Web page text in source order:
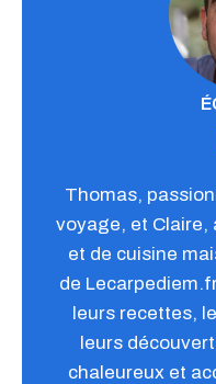
Thomas,
voyage, et Claire,
et de cuisine
de
leurs recettes,
leurs
chaleureux et